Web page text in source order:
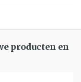
producten en